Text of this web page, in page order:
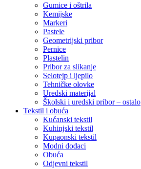
Gumice i oštrila
Kemijske
Markeri
Pastele
Geometrijski pribor
Pernice
Plastelin
Pribor za slikanje
Selotejp i ljepilo
Tehničke olovke
Uredski materijal
Školski i uredski pribor – ostalo
Tekstil i obuća
Kućanski tekstil
Kuhinjski tekstil
Kupaonski tekstil
Modni dodaci
Obuća
Odjevni tekstil